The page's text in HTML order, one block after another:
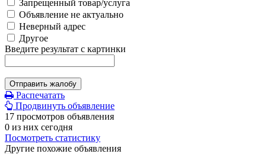
Запрещенный товар/услуга
Объявление не актуально
Неверный адрес
Другое
Введите результат с картинки
Отправить жалобу
Распечатать
Продвинуть объявление
17 просмотров объявления
0 из них сегодня
Посмотреть статистику
Другие похожие объявления